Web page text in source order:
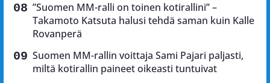
”Suomen MM-ralli on toinen kotirallini” –
Takamoto Katsuta halusi tehdä saman kuin Kalle
Rovanperä
Suomen MM-rallin voittaja Sami Pajari paljasti,
miltä kotirallin paineet oikeasti tuntuivat